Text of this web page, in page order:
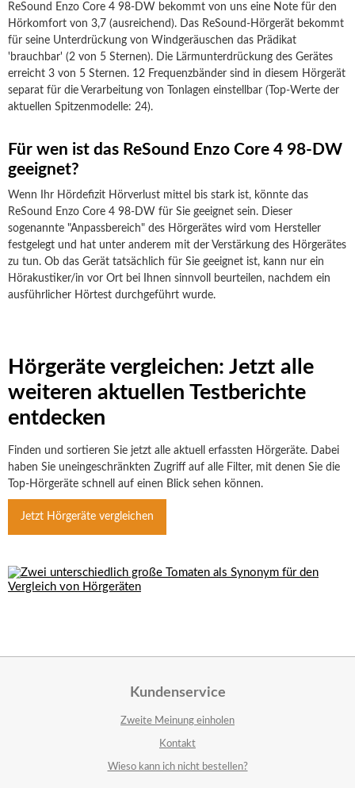
ReSound Enzo Core 4 98-DW bekommt von uns eine Note für den
Hörkomfort von 3,7 (ausreichend). Das ReSound-Hörgerät bekommt
für seine Unterdrückung von Windgeräuschen das Prädikat
'brauchbar' (2 von 5 Sternen). Die Lärmunterdrückung des Gerätes
erreicht 3 von 5 Sternen. 12 Frequenzbänder sind in diesem Hörgerät
separat für die Verarbeitung von Tonlagen einstellbar (Top-Werte der
aktuellen Spitzenmodelle: 24).
Für wen ist das ReSound Enzo Core 4 98-DW
geeignet?
Wenn Ihr Hördefizit Hörverlust mittel bis stark ist, könnte das
ReSound Enzo Core 4 98-DW für Sie geeignet sein. Dieser
sogenannte "Anpassbereich" des Hörgerätes wird vom Hersteller
festgelegt und hat unter anderem mit der Verstärkung des Hörgerätes
zu tun. Ob das Gerät tatsächlich für Sie geeignet ist, kann nur ein
Hörakustiker/in vor Ort bei Ihnen sinnvoll beurteilen, nachdem ein
ausführlicher Hörtest durchgeführt wurde.
Hörgeräte vergleichen: Jetzt alle
weiteren aktuellen Testberichte
entdecken
Finden und sortieren Sie jetzt alle aktuell erfassten Hörgeräte. Dabei
haben Sie uneingeschränkten Zugriff auf alle Filter, mit denen Sie die
Top-Hörgeräte schnell auf einen Blick sehen können.
Jetzt Hörgeräte vergleichen
Kundenservice
Zweite Meinung einholen
Kontakt
Wieso kann ich nicht bestellen?